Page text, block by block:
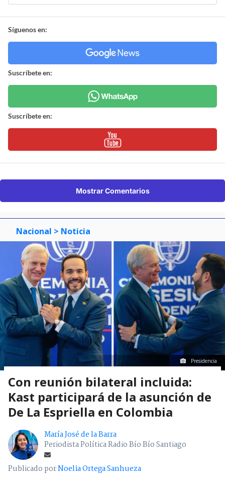
Síguenos en:
Suscríbete en:
Suscríbete en:
Mostrar Comentarios
Nacional > Noticia
Presidencia
Con reunión bilateral incluida:
Kast participará de la asunción de
De La Espriella en Colombia
María José de la Barra
Periodista Política Radio Bío Bío Santiago
Publicado porNoelia Ortega Sanhueza